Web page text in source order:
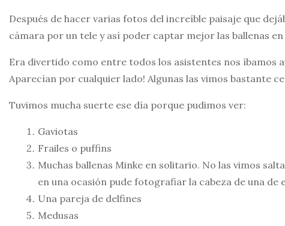
Después de hacer varias fotos del increíble paisaje que
cámara por un tele y así poder captar mejor las ballenas
Era divertido como entre todos los asistentes nos íbamos
Aparecían por cualquier lado! Algunas las vimos bastante
Tuvimos mucha suerte ese día porque pudimos ver:
Gaviotas
Frailes o puffins
Muchas ballenas Minke en solitario. No las vimos
en una ocasión pude fotografiar la cabeza de una de
Una pareja de delfines
Medusas